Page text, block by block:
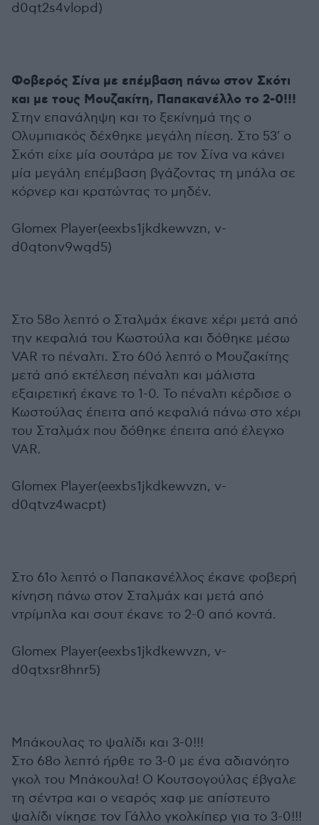
d0qt2s4vlopd)
Φοβερός Σίνα με επέμβαση πάνω στον Σκότι
και με τους Μουζακίτη, Παπακανέλλο το 2-0!!!
Στην επανάληψη και το ξεκίνημά της ο
Ολυμπιακός δέχθηκε μεγάλη πίεση. Στο 53' ο
Σκότι είχε μία σουτάρα με τον Σίνα να κάνει
μία μεγάλη επέμβαση βγάζοντας τη μπάλα σε
κόρνερ και κρατώντας το μηδέν.
Glomex Player(eexbs1jkdkewvzn, v-
d0qtonv9wqd5)
Στο 58ο λεπτό ο Σταλμάχ έκανε χέρι μετά από
την κεφαλιά του Κωστούλα και δόθηκε μέσω
VAR το πέναλτι. Στο 60ό λεπτό ο Μουζακίτης
μετά από εκτέλεση πέναλτι και μάλιστα
εξαιρετική έκανε το 1-0. Το πέναλτι κέρδισε ο
Κωστούλας έπειτα από κεφαλιά πάνω στο χέρι
του Σταλμάχ που δόθηκε έπειτα από έλεγχο
VAR.
Glomex Player(eexbs1jkdkewvzn, v-
d0qtvz4wacpt)
Στο 61ο λεπτό ο Παπακανέλλος έκανε φοβερή
κίνηση πάνω στον Σταλμάχ και μετά από
ντρίμπλα και σουτ έκανε το 2-0 από κοντά.
Glomex Player(eexbs1jkdkewvzn, v-
d0qtxsr8hnr5)
Μπάκουλας το ψαλίδι και 3-0!!!
Στο 68ο λεπτό ήρθε το 3-0 με ένα αδιανόητο
γκολ του Μπάκουλα! Ο Κουτσογούλας έβγαλε
τη σέντρα και ο νεαρός χαφ με απίστευτο
ψαλίδι νίκησε τον Γάλλο γκολκίπερ για το 3-0!!!